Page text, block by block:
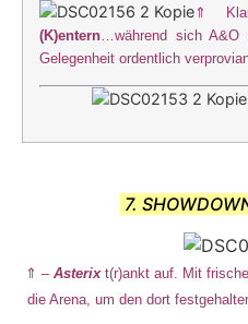
⇑
(K)entern…während sich A&O
Gelegenheit ordentlich
7.
⇑ – Asterix t(r)ankt auf. Mit
die Arena, um den dort